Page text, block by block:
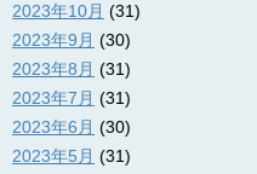
2023年10月 (31)
2023年9月 (30)
2023年8月 (31)
2023年7月 (31)
2023年6月 (30)
2023年5月 (31)